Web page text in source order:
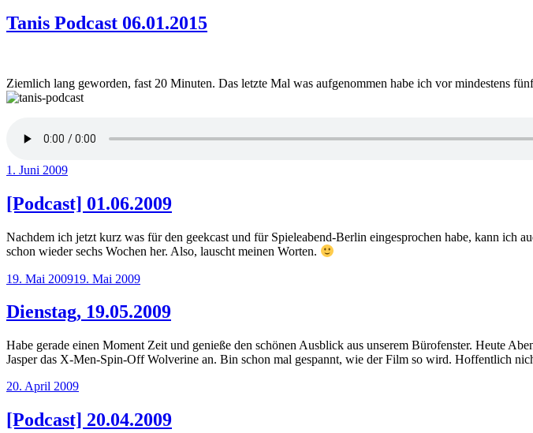
Tanis Podcast 06.01.2015
Ziemlich lang geworden, fast 20 Minuten. Das letzte Mal was aufgenommen habe ich vor mindestens
Veröffentlicht
1. Juni 2009
[Podcast] 01.06.2009
Nachdem ich jetzt kurz was für den geekcast und für Spieleabend-Berlin eingesprochen habe, kann
schon wieder sechs Wochen her. Also, lauscht meinen Worten.
Veröffentlicht
19. Mai 200919. Mai 2009
Dienstag, 19.05.2009
Habe gerade einen Moment Zeit und genieße den schönen Ausblick aus unserem Bürofenster. Heute
Jasper das X-Men-Spin-Off Wolverine an. Bin schon mal gespannt, wie der Film so wird. Hoffentlich
Veröffentlicht
20. April 2009
[Podcast] 20.04.2009